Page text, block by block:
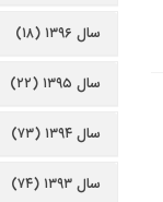
سال ۱۳۹۶ (۱۸)
سال ۱۳۹۵ (۲۲)
سال ۱۳۹۴ (۷۳)
سال ۱۳۹۳ (۷۴)